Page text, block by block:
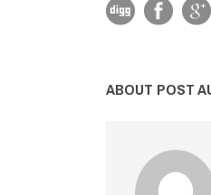
ABOUT POST